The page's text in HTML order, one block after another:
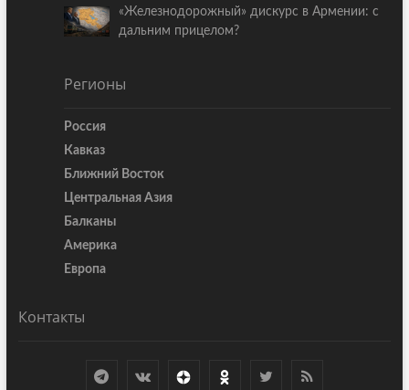
«Железнодорожный» дискурс в Армении: с
дальним прицелом?
Регионы
Россия
Кавказ
Ближний Восток
Центральная Азия
Балканы
Америка
Европа
Контакты